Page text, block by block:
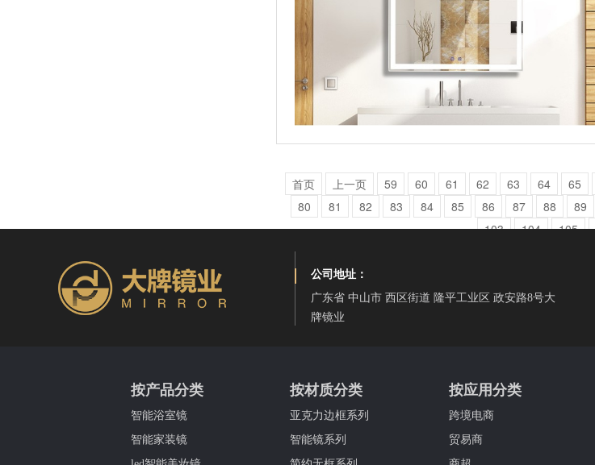
首页 上一页 59 60 61 62 63 64 65
80
81 82 83 84 85 86 87 88 89
103
104 105
公司地址：
广东省 中山市 西区街道 隆平工业区 政安路8号大
牌镜业
按产品分类
智能浴室镜
智能家装镜
按材质分类
亚克力边框系列
智能镜系列
按应用分类
跨境电商
贸易商